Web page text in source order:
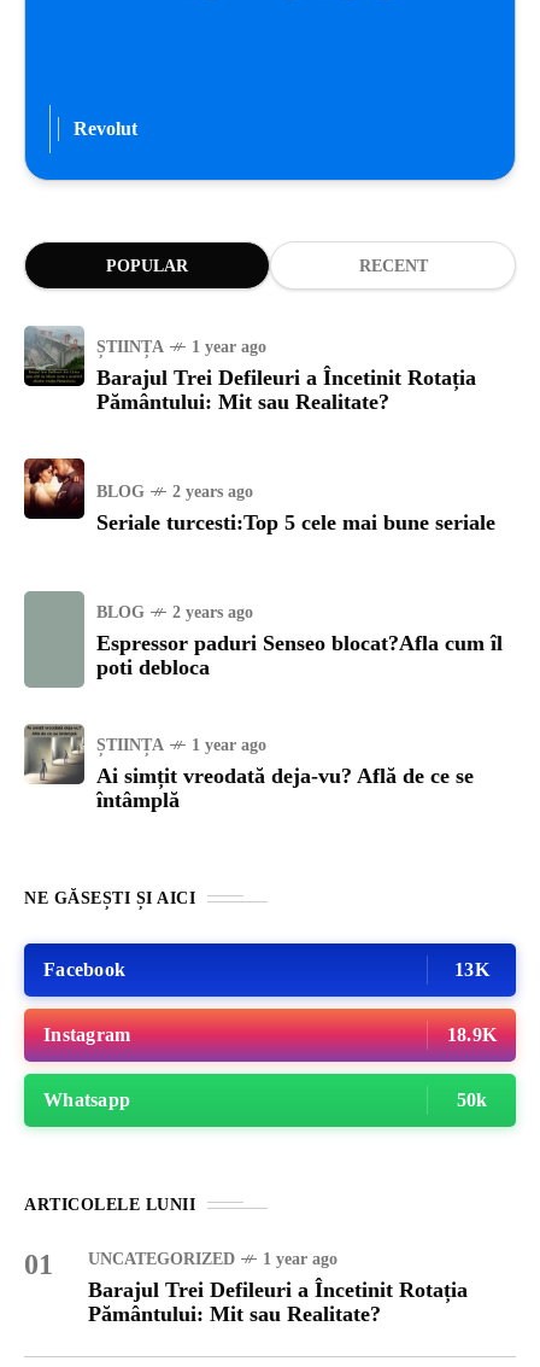
Revolut
POPULAR RECENT
ȘTIINȚA 1 year ago
Barajul Trei Defileuri a Încetinit Rotația
Pământului: Mit sau Realitate?
BLOG 2 years ago
Seriale turcesti:Top 5 cele mai bune seriale
BLOG 2 years ago
Espressor paduri Senseo blocat?Afla cum îl
poti debloca
ȘTIINȚA 1 year ago
Ai simțit vreodată deja-vu? Află de ce se
întâmplă
NE GĂSEȘTI ȘI AICI
Facebook 13K
Instagram 18.9K
Whatsapp 50k
ARTICOLELE LUNII
01 UNCATEGORIZED 1 year ago
Barajul Trei Defileuri a Încetinit Rotația
Pământului: Mit sau Realitate?